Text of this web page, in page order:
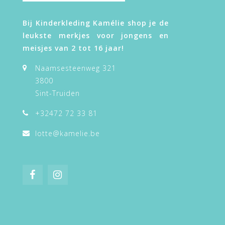
Bij Kinderkleding Kamélie shop je de
leukste merkjes voor jongens en
meisjes van 2 tot 16 jaar!
Naamsesteenweg 321
3800
Sint-Truiden
+32472 72 33 81
lotte@kamelie.be